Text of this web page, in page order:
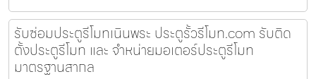
รับซ่อมประตูรีโมทเนินพระ ประตูรั้วรีโมท.com รับติด
ตั้งประตูรีโมท และ จำหน่ายมอเตอร์ประตูรีโมท
มาตรฐานสากล